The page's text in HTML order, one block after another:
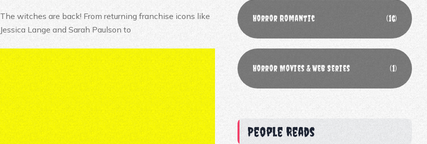
The witches are back! From returning franchise icons like
Jessica Lange and Sarah Paulson to
Horror Romantic (16)
Horror Movies & Web Series (1)
People Reads